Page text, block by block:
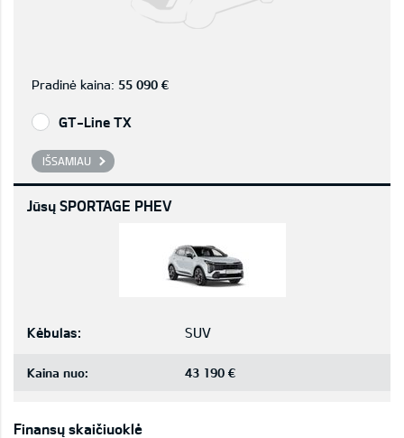
Pradinė kaina: 55 090 €
GT-Line TX
IŠSAMIAU
Jūsų SPORTAGE PHEV
Kėbulas: SUV
Kaina nuo: 43 190 €
Finansų skaičiuoklė